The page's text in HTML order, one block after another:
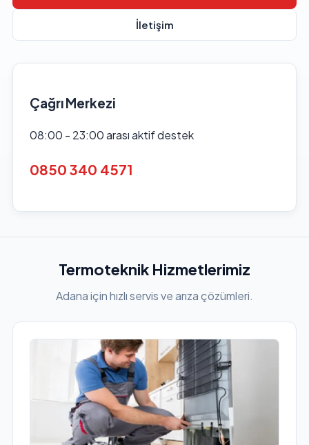
İletişim
Çağrı Merkezi
08:00 - 23:00 arası aktif destek
0850 340 4571
Termoteknik Hizmetlerimiz
Adana için hızlı servis ve arıza çözümleri.